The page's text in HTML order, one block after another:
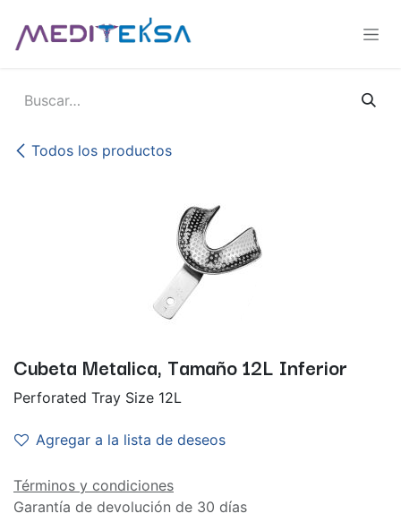
Todos los productos
Cubeta Metalica, Tamaño 12L Inferior
Perforated Tray Size 12L
Agregar a la lista de deseos
Términos y condiciones
Garantía de devolución de 30 días